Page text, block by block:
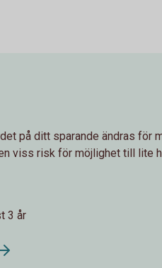
på ditt sparande ändras för
viss risk för möjlighet till lite
3 år